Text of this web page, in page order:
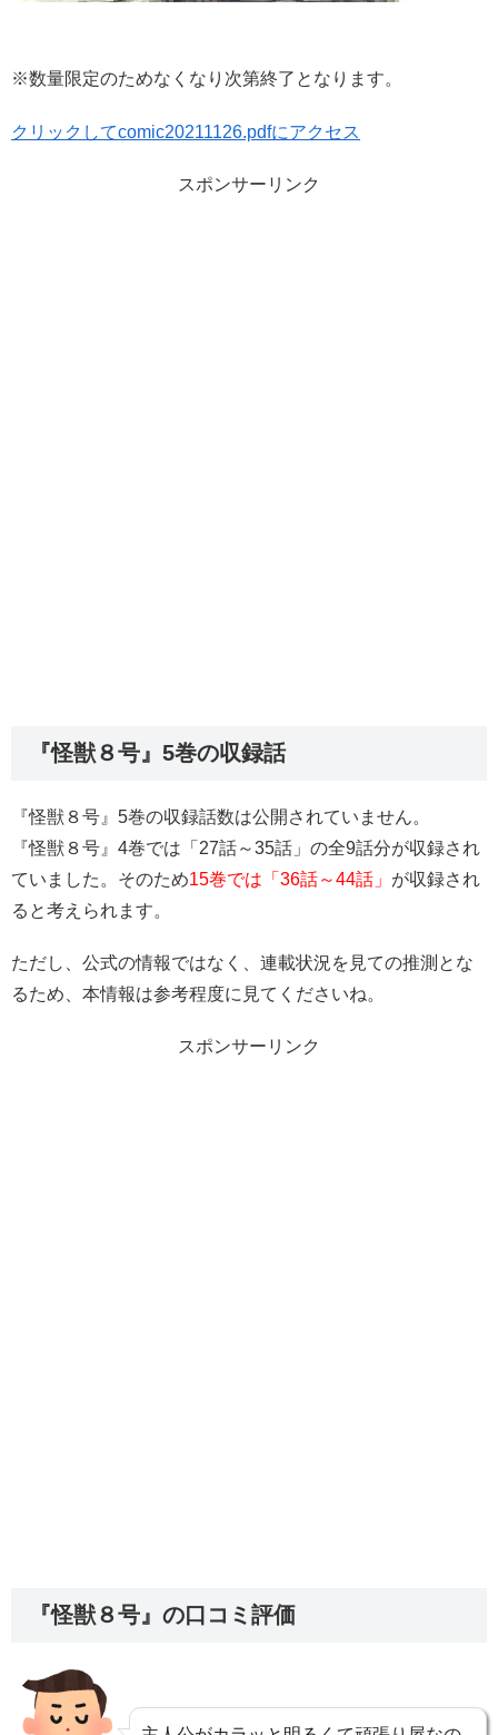
※数量限定のためなくなり次第終了となります。
クリックしてcomic20211126.pdfにアクセス
スポンサーリンク
『怪獣８号』5巻の収録話
『怪獣８号』5巻の収録話数は公開されていません。
『怪獣８号』4巻では「27話～35話」の全9話分が収録され
ていました。そのため15巻では「36話～44話」 が収録され
ると考えられます。
ただし、公式の情報ではなく、連載状況を見ての推測とな
るため、本情報は参考程度に見てくださいね。
スポンサーリンク
『怪獣８号』の口コミ評価